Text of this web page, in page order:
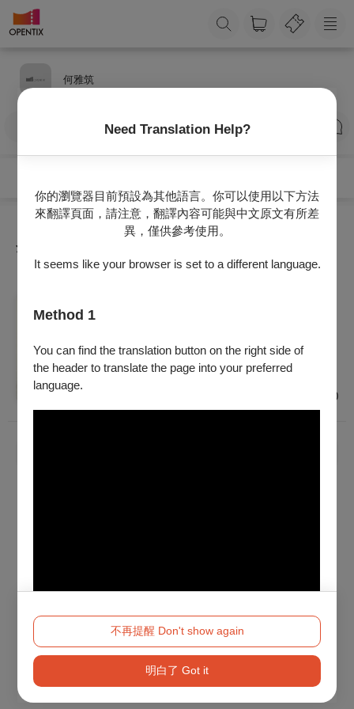
Need Translation Help?
你的瀏覽器目前預設為其他語言。你可以使用以下方法
來翻譯頁面，請注意，翻譯內容可能與中文原文有所差
異，僅供參考使用。
It seems like your browser is set to a different language.
Method 1
You can find the translation button on the right side of
the header to translate the page into your preferred
language.
Method 2
不再提醒 Don't show again
明白了 Got it
何雅筑
訂閱
全部節目
$600 - $1,000